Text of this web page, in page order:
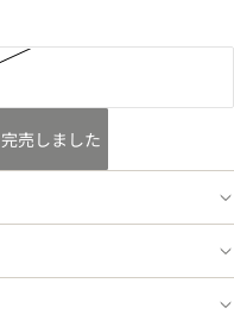
完売しました